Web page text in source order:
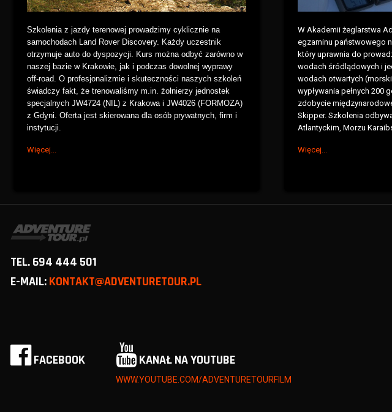
Szkolenia z jazdy terenowej prowadzimy cyklicznie na
samochodach Land Rover Discovery. Każdy uczestnik
otrzymuje auto do dyspozycji. Kurs można odbyć zarówno w
naszej bazie w Krakowie, jak i podczas dowolnej wyprawy
off-road. O profesjonalizmie i skuteczności naszych szkoleń
świadczy fakt, że trenowaliśmy m.in. żołnierzy jednostek
specjalnych JW4724 (NIL) z Krakowa i JW4026 (FORMOZA)
z Gdyni. Oferta jest skierowana dla osób prywatnych, firm i
instytucji.
Więcej...
W Akademii żeglarstwa
egzaminu państwowego
który uprawnia do
wodach śródlądowych i
wodach otwartych
wypływania pełnych 200
zdobycie
Skipper. Szkolenia
Atlantyckim, Morzu
Więcej...
TEL. 694 444 501
E-MAIL:KONTAKT@ADVENTURETOUR.PL
FACEBOOK KANAŁ NA YOUTUBE
WWW.YOUTUBE.COM/ADVENTURETOURFILM